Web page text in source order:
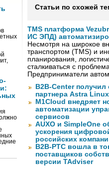
Статьи по схожей
TMS платформа
ИС ЭПД)
Несмотря на широкое
транспортом (TMS) и
планирования,
сталкиваться с
Предприниматели
B2B-Center получил
партнера Astra Linux
M1Cloud внедряет
автоматизации
сервисов
AUXO и SimpleOne
ускорения
российских
B2B-РТС вошла в
поставщиков
версии TAdviser